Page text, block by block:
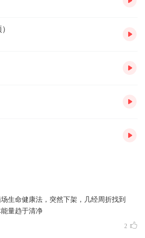
生命健康法，突然下架，几经周折找到
量趋于清净
2